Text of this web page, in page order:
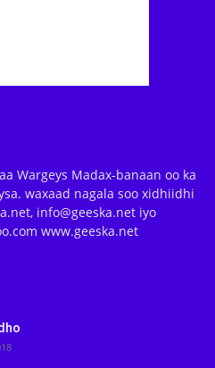
Wargeys Madax-banaan oo ka
waxaad nagala soo xidhiidhi
info@geeska.net iyo
www.geeska.net